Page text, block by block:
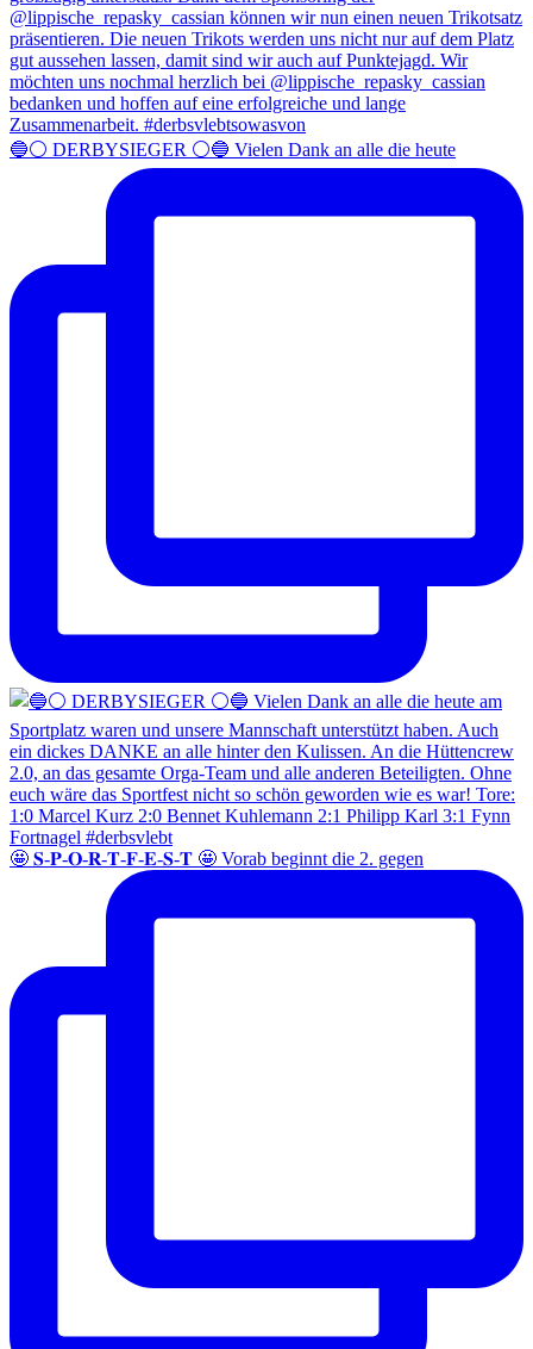
🔵⚪️ DERBYSIEGER ⚪️🔵 Vielen Dank an alle die heute
🤩 𝐒-𝐏-𝐎-𝐑-𝐓-𝐅-𝐄-𝐒-𝐓 🤩 Vorab beginnt die 2. gegen